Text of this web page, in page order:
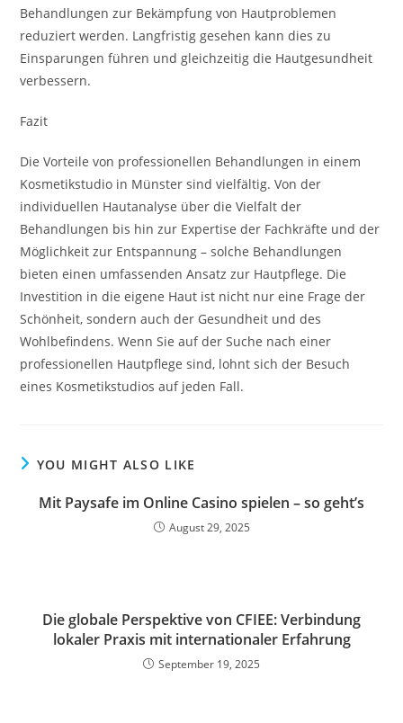
Behandlungen zur Bekämpfung von Hautproblemen
reduziert werden. Langfristig gesehen kann dies zu
Einsparungen führen und gleichzeitig die Hautgesundheit
verbessern.
Fazit
Die Vorteile von professionellen Behandlungen in einem
Kosmetikstudio in Münster sind vielfältig. Von der
individuellen Hautanalyse über die Vielfalt der
Behandlungen bis hin zur Expertise der Fachkräfte und der
Möglichkeit zur Entspannung – solche Behandlungen
bieten einen umfassenden Ansatz zur Hautpflege. Die
Investition in die eigene Haut ist nicht nur eine Frage der
Schönheit, sondern auch der Gesundheit und des
Wohlbefindens. Wenn Sie auf der Suche nach einer
professionellen Hautpflege sind, lohnt sich der Besuch
eines Kosmetikstudios auf jeden Fall.
YOU MIGHT ALSO LIKE
Mit Paysafe im Online Casino spielen – so geht’s
August 29, 2025
Die globale Perspektive von CFIEE: Verbindung
lokaler Praxis mit internationaler Erfahrung
September 19, 2025